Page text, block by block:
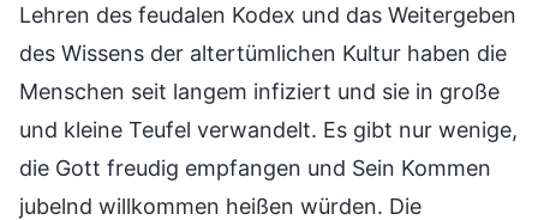
Lehren des feudalen Kodex und das Weitergeben
des Wissens der altertümlichen Kultur haben die
Menschen seit langem infiziert und sie in große
und kleine Teufel verwandelt. Es gibt nur wenige,
die Gott freudig empfangen und Sein Kommen
jubelnd willkommen heißen würden. Die